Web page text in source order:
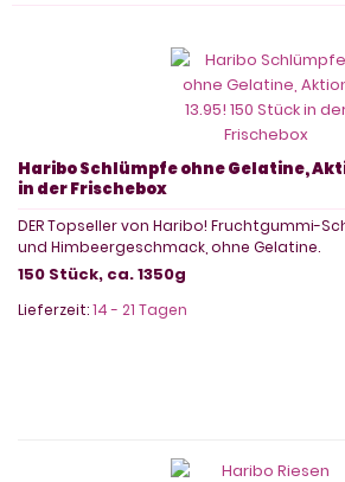
Haribo Schlümpfe ohne Gelatine,
in der Frischebox
DER Topseller von Haribo! Fruchtgummi-
und Himbeergeschmack, ohne Gelatine.
150 Stück, ca. 1350g
Lieferzeit:14 - 21 Tagen